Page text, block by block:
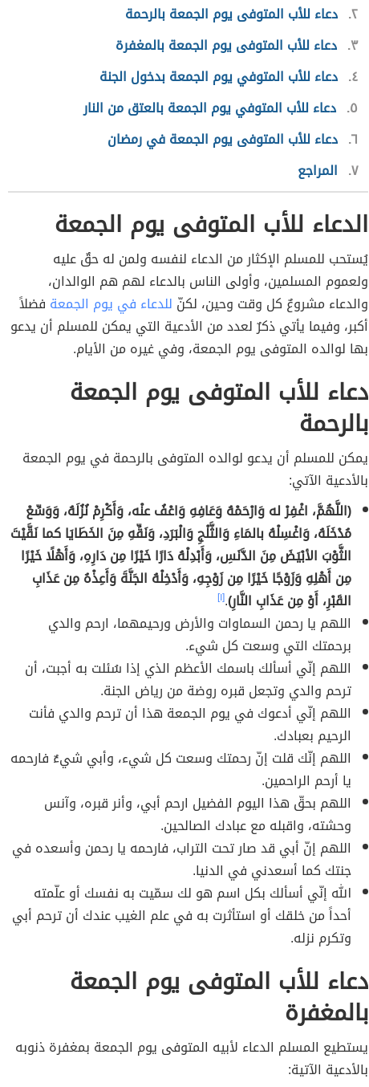
٢ دعاء للأب المتوفى يوم الجمعة بالرحمة
٣ دعاء للأب المتوفى يوم الجمعة بالمغفرة
٤ دعاء للأب المتوفي يوم الجمعة بدخول الجنة
٥ دعاء للأب المتوفي يوم الجمعة بالعتق من النار
٦ دعاء للأب المتوفى يوم الجمعة في رمضان
٧ المراجع
الدعاء للأب المتوفى يوم الجمعة
يُستحب للمسلم الإكثار من الدعاء لنفسه ولمن له حقٌ عليه
ولعموم المسلمين، وأولى الناس بالدعاء لهم هم الوالدان،
والدعاء مشروعٌ كل وقت وحين، لكنّ للدعاء في يوم الجمعة فضلاً
أكبر، وفيما يأتي ذكرٌ لعدد من الأدعية التي يمكن للمسلم أن يدعو
بها لوالده المتوفى يوم الجمعة، وفي غيره من الأيام.
دعاء للأب المتوفى يوم الجمعة
بالرحمة
يمكن للمسلم أن يدعو لوالده المتوفى بالرحمة في يوم الجمعة
بالأدعية الآتي:
(اللَّهُمَّ، اغْفِرْ له وَارْحَمْهُ وَعَافِهِ وَاعْفُ عنْه، وَأَكْرِمْ نُزُلَهُ، وَوَسِّعْ
مُدْخَلَهُ، وَاغْسِلْهُ بالمَاءِ وَالثَّلْجِ وَالْبَرَدِ، وَنَقِّهِ مِنَ الخَطَايَا كما نَقَّيْتَ
الثَّوْبَ الأبْيَضَ مِنَ الدَّنَسِ، وَأَبْدِلْهُ دَارًا خَيْرًا مِن دَارِهِ، وَأَهْلًا خَيْرًا
مِن أَهْلِهِ وَزَوْجًا خَيْرًا مِن زَوْجِهِ، وَأَدْخِلْهُ الجَنَّةَ وَأَعِذْهُ مِن عَذَابِ
القَبْرِ، أَوْ مِن عَذَابِ النَّارِ).[١]
اللهم يا رحمن السماوات والأرض ورحيمهما، ارحم والدي
برحمتك التي وسعت كل شيء.
اللهم إنّي أسألك باسمك الأعظم الذي إذا سُئلت به أجبت، أن
ترحم والدي وتجعل قبره روضة من رياض الجنة.
اللهم إنّي أدعوك في يوم الجمعة هذا أن ترحم والدي فأنت
الرحيم بعبادك.
اللهم إنّك قلت إنّ رحمتك وسعت كل شيء، وأبي شيءٌ فارحمه
يا أرحم الراحمين.
اللهم بحقّ هذا اليوم الفضيل ارحم أبي، وأنر قبره، وآنس
وحشته، واقبله مع عبادك الصالحين.
اللهم إنّ أبي قد صار تحت التراب، فارحمه يا رحمن وأسعده في
جنتك كما أسعدني في الدنيا.
الله إنّي أسألك بكل اسم هو لك سمّيت به نفسك أو علّمته
أحداً من خلقك أو استأثرت به في علم الغيب عندك أن ترحم أبي
وتكرم نزله.
دعاء للأب المتوفى يوم الجمعة
بالمغفرة
يستطيع المسلم الدعاء لأبيه المتوفى يوم الجمعة بمغفرة ذنوبه
بالأدعية الآتية: